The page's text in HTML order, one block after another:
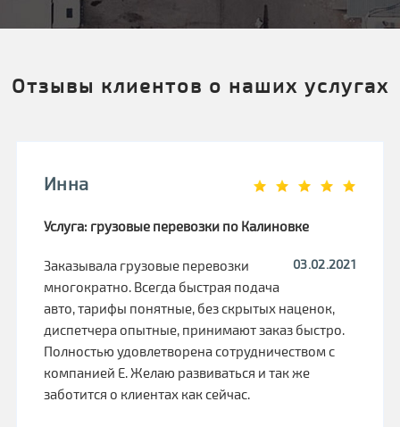
Отзывы клиентов о наших услугах
Инна
Услуга: грузовые перевозки по Калиновке
03.02.2021
Заказывала грузовые перевозки
многократно. Всегда быстрая подача
авто, тарифы понятные, без скрытых наценок,
диспетчера опытные, принимают заказ быстро.
Полностью удовлетворена сотрудничеством с
компанией Е. Желаю развиваться и так же
заботится о клиентах как сейчас.